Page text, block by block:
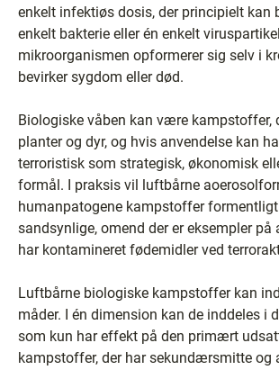
enkelt infektiøs dosis, der principielt kan
enkelt bakterie eller én enkelt
mikroorganismen opformerer sig selv i
bevirker sygdom eller død.
Biologiske våben kan være kampstoffer,
planter og dyr, og hvis anvendelse kan
terroristisk som strategisk, økonomisk
formål. I praksis vil luftbårne
humanpatogene kampstoffer
sandsynlige, omend der er eksempler på
har kontamineret fødemidler ved
Luftbårne biologiske kampstoffer kan
måder. I én dimension kan de inddeles i
som kun har effekt på den primært
kampstoffer, der har sekundærsmitte og